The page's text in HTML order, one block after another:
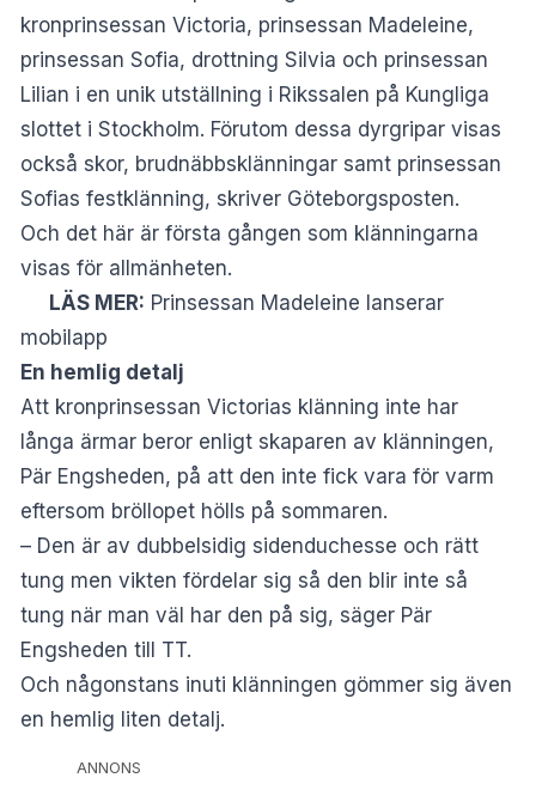
kronprinsessan Victoria, prinsessan Madeleine,
prinsessan Sofia, drottning Silvia och prinsessan
Lilian i en unik utställning i Rikssalen på Kungliga
slottet i Stockholm. Förutom dessa dyrgripar visas
också skor, brudnäbbsklänningar samt prinsessan
Sofias festklänning, skriver Göteborgsposten.
Och det här är första gången som klänningarna
visas för allmänheten.
LÄS MER: Prinsessan Madeleine lanserar
mobilapp
En hemlig detalj
Att kronprinsessan Victorias klänning inte har
långa ärmar beror enligt skaparen av klänningen,
Pär Engsheden, på att den inte fick vara för varm
eftersom bröllopet hölls på sommaren.
– Den är av dubbelsidig sidenduchesse och rätt
tung men vikten fördelar sig så den blir inte så
tung när man väl har den på sig, säger Pär
Engsheden till TT.
Och någonstans inuti klänningen gömmer sig även
en hemlig liten detalj.
ANNONS